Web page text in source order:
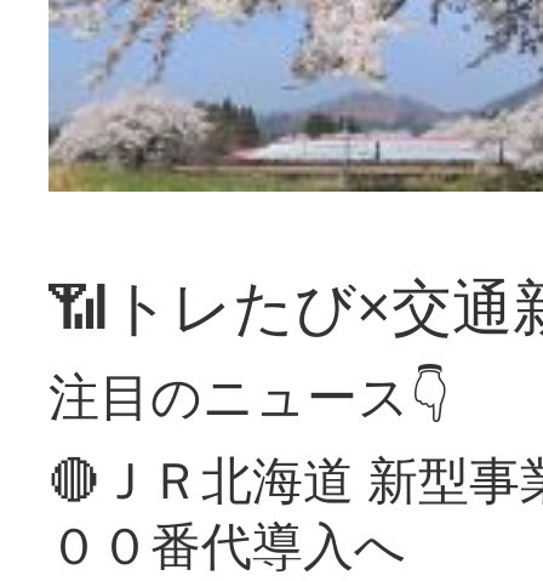
📶トレたび×交通
注目のニュース👇
🔴ＪＲ北海道 新型
００番代導入へ